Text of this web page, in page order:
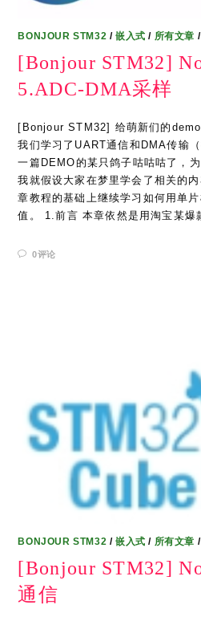
BONJOUR STM32 /嵌入式 / 所有文章 /
[Bonjour STM32]
5.ADC-DMA采样
[Bonjour STM32] 给萌新们的
我们学习了UART通信和DMA传输
一篇DEMO的某只鸽子咕咕咕了，
我就假设大家在梦里学会了相关的
章教程的基础上继续学习如何用单
值。 1.前言 本章依然是用淘宝某爆
0评论
BONJOUR STM32 /嵌入式 / 所有文章 /
[Bonjour STM32]
通信